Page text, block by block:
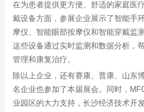
在为患者提供更方便、舒适的家庭医
戴设备方面，参展企业展示了智能手
摩仪、智能眼部按摩仪和智能穿戴监
这些设备通过实时监测和数据分析，
管理和康复治疗。
除以上企业，还有赛康、普康、山东
名企业也参加了本届展会。同时，
业园区的大力支持，长沙经济技术开